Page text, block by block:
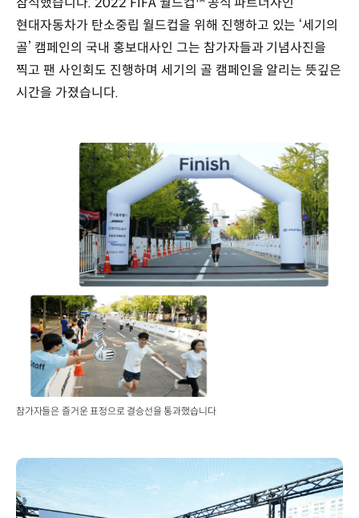
현대자동차가 탄소중립 월드컵을 위해 진행하고 있는 ‘세기의
골’ 캠페인의 국내 홍보대사인 그는 참가자들과 기념사진을
찍고 팬 사인회도 진행하며 세기의 골 캠페인을 알리는 뜻깊은
시간을 가졌습니다.
참가자들은 즐거운 표정으로 결승선을 통과했습니다